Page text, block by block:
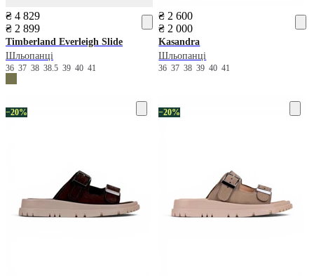
₴ 4 829
₴ 2 899
Timberland Everleigh Slide
Шльопанці
36 37 38 38.5 39 40 41
₴ 2 600
₴ 2 000
Kasandra
Шльопанці
363738394041
−20% −20%